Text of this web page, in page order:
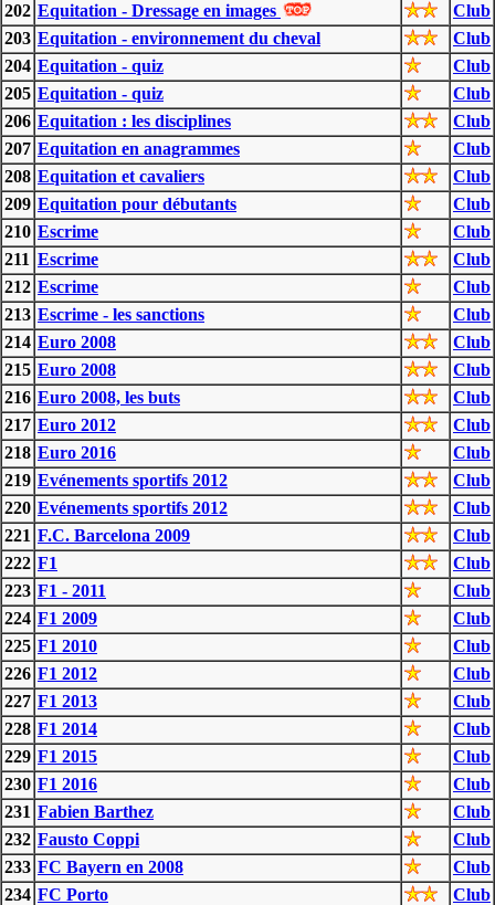
202 Equitation - Dressage en images
Club
203 Equitation - environnement du cheval
Club
204 Equitation - quiz
Club
205 Equitation - quiz
Club
206 Equitation : les disciplines
Club
207 Equitation en anagrammes
Club
208 Equitation et cavaliers
Club
209 Equitation pour débutants
Club
210 Escrime
Club
211 Escrime
Club
212 Escrime
Club
213 Escrime - les sanctions
Club
214 Euro 2008
Club
215 Euro 2008
Club
216 Euro 2008, les buts
Club
217 Euro 2012
Club
218 Euro 2016
Club
219 Evénements sportifs 2012
Club
220 Evénements sportifs 2012
Club
221 F.C. Barcelona 2009
Club
222 F1
Club
223 F1 - 2011
Club
224 F1 2009
Club
225 F1 2010
Club
226 F1 2012
Club
227 F1 2013
Club
228 F1 2014
Club
229 F1 2015
Club
230 F1 2016
Club
231 Fabien Barthez
Club
232 Fausto Coppi
Club
233 FC Bayern en 2008
Club
234 FC Porto
Club